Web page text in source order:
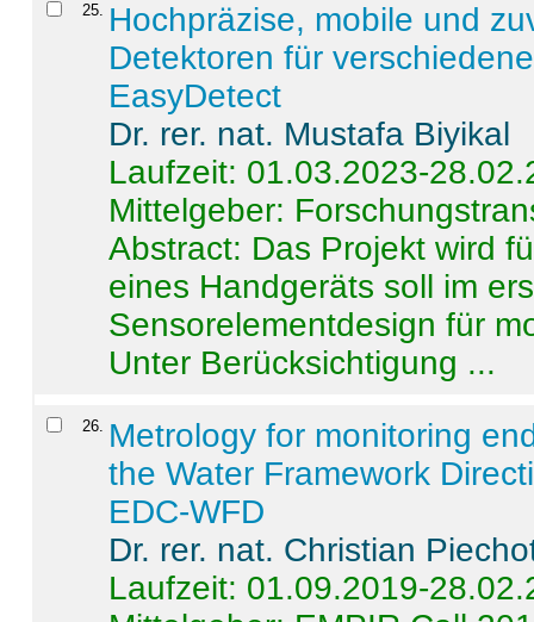
25. Hochpräzise, mobile und
Detektoren für
EasyDetect
Dr. rer. nat. Mustafa Biyikal
Laufzeit: 01.03.2023-
Mittelgeber:
Abstract: Das Projekt wird
eines Handgeräts soll im
Sensorelementdesign für
Unter Berücksichtigung ...
26. Metrology for monitoring
the Water Framework
EDC-WFD
Dr. rer. nat. Christian
Laufzeit: 01.09.2019-